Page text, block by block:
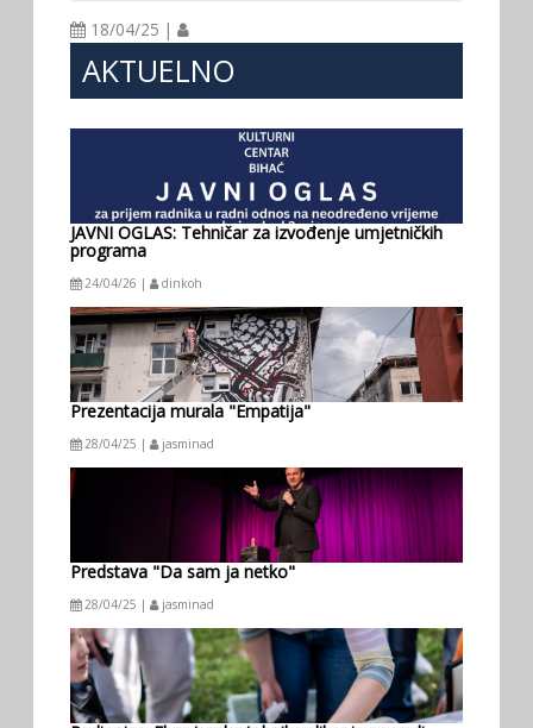
18/04/25 |
AKTUELNO
JAVNI OGLAS: Tehničar za izvođenje umjetničkih
programa
24/04/26 | dinkoh
Prezentacija murala "Empatija"
28/04/25 | jasminad
Predstava "Da sam ja netko"
28/04/25 | jasminad